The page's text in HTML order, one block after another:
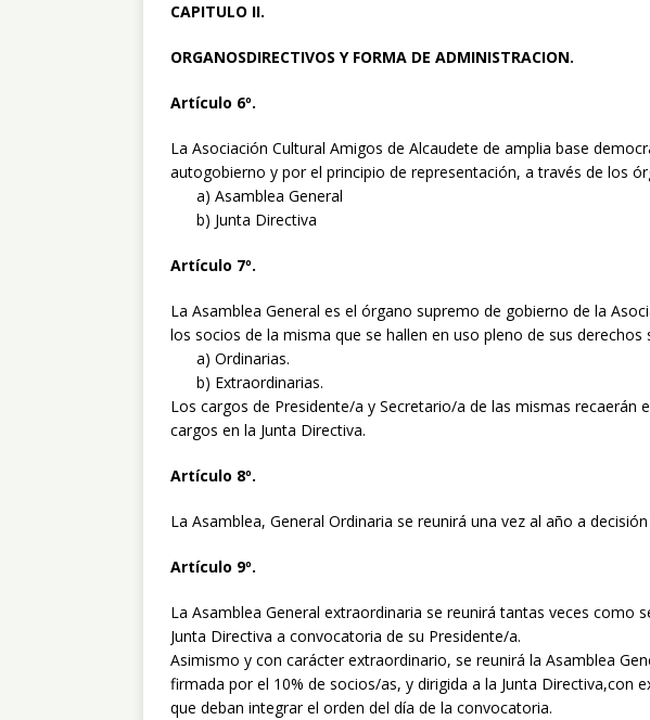
CAPITULO II.
ORGANOSDIRECTIVOS Y FORMA DE ADMINISTRACION.
Artículo 6º.
La Asociación Cultural Amigos de Alcaudete de amplia base
autogobierno y por el principio de representación, a través de los
a) Asamblea General
b) Junta Directiva
Artículo 7º.
La Asamblea General es el órgano supremo de gobierno de la
los socios de la misma que se hallen en uso pleno de sus derechos
a) Ordinarias.
b) Extraordinarias.
Los cargos de Presidente/a y Secretario/a de las mismas recaerán
cargos en la Junta Directiva.
Artículo 8º.
La Asamblea, General Ordinaria se reunirá una vez al año a
Artículo 9º.
La Asamblea General extraordinaria se reunirá tantas veces como
Junta Directiva a convocatoria de su Presidente/a.
Asimismo y con carácter extraordinario, se reunirá la Asamblea
firmada por el 10% de socios/as, y dirigida a la Junta Directiva,con
que deban integrar el orden del día de la convocatoria.